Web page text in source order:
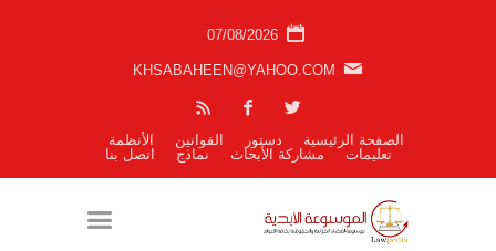
07/08/2026
KHSABAHEEN@YAHOO.COM
الصفحة الرئيسية دستور القوانين
الأنظمة
تعليمات
مشاركة الأبحاث نماذج اتصل بنا